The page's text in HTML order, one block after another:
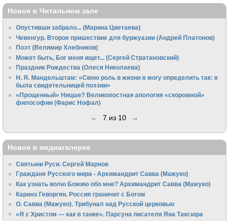
Новое в Читальном зале
Опустивши забрало... (Марина Цветаева)
Чевенгур. Второе пришествие для буржуазии (Андрей Платонов)
Поэт (Велимир Хлебников)
Может быть, Бог меня ищет... (Сергей Стратановский)
Праздник Рождества (Олеся Николаева)
Н. Я. Мандельштам: «Свою pоль в жизни я могу опpеделить так: я
была свидетельницей поэзии»
«Прощенный» Ницше? Великопостная апология «скоромной»
философии (Фарис Нофал)
← 7 из 10 →
Новое в медиагалерее
Святыни Руси. Сергей Марнов
Граждане Русского мира - Архимандрит Савва (Мажуко)
Как узнать волю Божию обо мне? Архимандрит Савва (Мажуко)
Каринэ Геворгян. Россия граничит с Богом
О. Савва (Мажуко). Трибунал над Русской церковью
«Я с Христом — как в танке». Парсуна писателя Яна Таксюра